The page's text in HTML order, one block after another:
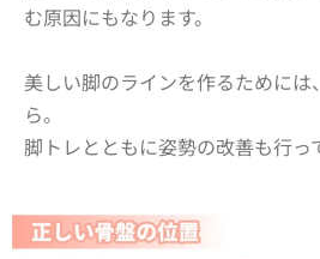
む原因にもなります。
美しい脚のラインを作るために
ら。
脚トレとともに姿勢の改善も行っ